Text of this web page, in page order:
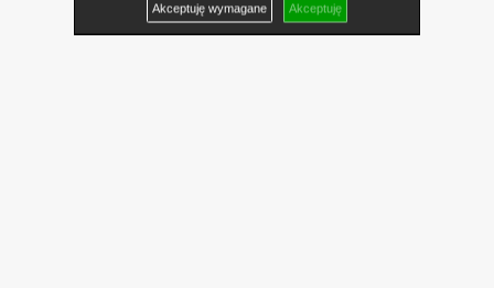
Akceptuję wymagane Akceptuję